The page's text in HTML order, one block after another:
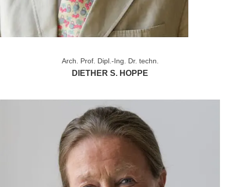
Arch. Prof. Dipl.-Ing. Dr. techn.
DIETHER S. HOPPE